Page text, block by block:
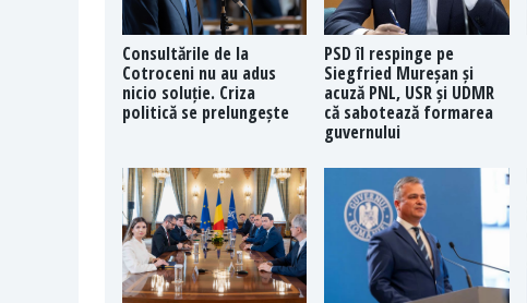
Consultările de la
Cotroceni nu au adus
nicio soluție. Criza
politică se prelungește
PSD îl respinge pe
Siegfried Mureșan și
acuză PNL, USR și UDMR
că sabotează formarea
guvernului